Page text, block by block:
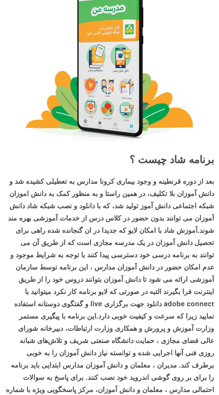
بر نامه شاد چیست ؟
بعد از دوره قرنطینه و وجود بیماری کرونا مدارس به تعطیلی کشیده شد و
دانش آموزان بلا تکلیف، در همین راستا و به منظور کمک به دانش اموزان
شبکه اجتماعی دانش آموز تولید شد، که با دانلود و نصب شبکه شاد دانش
آموزان می توانند بدون حضور در کلاس درس از خدمات آموزشی بهره مند
شوند.آموزش شاد با امکان لایو که جدیدا در ان گنجانده شده راهی برای
تحصیل دانش آموزان در یک مدرسه مجازی است که از طریق آن می
توانند به برنامه درسی خود دسترسی پیدا کنند با توجه به شرایط موجود و
عدم امکان حضور در دانش آموزان مدارس ، این برنامه توسط سازمان
آموزشی ارائه می شود تا دانش آموزان بتوانند دروس خود را از طریق
اینترنت فرا بگیرند التبه در صورتی که لایو برنامه کار نکرد میتوانید با
adobe connect دانلود جهت برگزاری live و گفتگوی دوستانه استفاده
نمایید زیرا که سرعت و کیفیت خوبی دارد.‏این برنامه با پیگیری مستمر
وزارت آموزش و پرورش و همکاری وزارت ارتباطات، دبیرخانه شورای
عالی فضای مجازی ، حمایت دانشگاه صنعتی شریف و تلاش‌های شبانه
روزی فنی آنها اجرایی شده و توانسته نیاز دانش آموزان را به خوبی
برطرف کند.‏ مدیران ، معلمان و دانش آموزان مدارس ابتدایی باید برنامه
را برای بر روی گوشی اندروید خود نصب کنند. برای پاسخ به سوالات
احتمالی مدارس ، معلمان و دانش آموزان، مرکز پاسخگویی ویژه با شماره